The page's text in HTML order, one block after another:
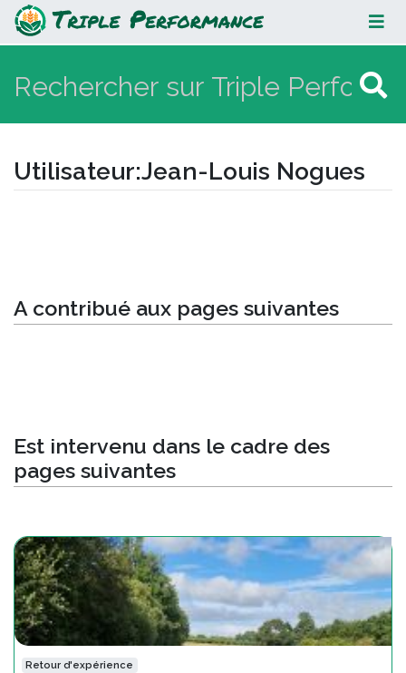
Jean-Louis Nogues
Utilisateur:Jean-Louis Nogues
A contribué aux pages suivantes
Est intervenu dans le cadre des
pages suivantes
Retour d'expérience